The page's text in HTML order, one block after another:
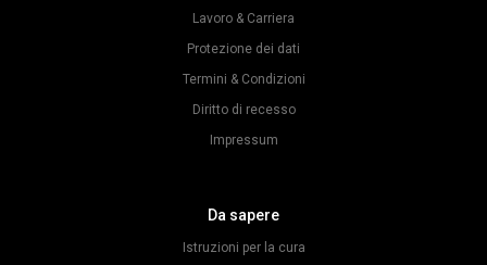
Lavoro & Carriera
Protezione dei dati
Termini & Condizioni
Diritto di recesso
Impressum
Da sapere
Istruzioni per la cura